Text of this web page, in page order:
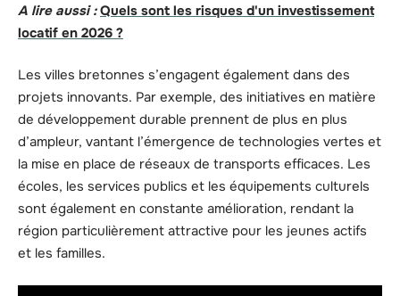
A lire aussi : Quels sont les risques d'un investissement
locatif en 2026 ?
Les villes bretonnes s’engagent également dans des
projets innovants. Par exemple, des initiatives en matière
de développement durable prennent de plus en plus
d’ampleur, vantant l’émergence de technologies vertes et
la mise en place de réseaux de transports efficaces. Les
écoles, les services publics et les équipements culturels
sont également en constante amélioration, rendant la
région particulièrement attractive pour les jeunes actifs
et les familles.